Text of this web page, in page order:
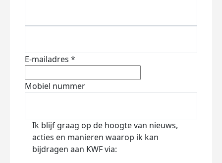
E-mailadres *
Mobiel nummer
Ik blijf graag op de hoogte van nieuws,
acties en manieren waarop ik kan
bijdragen aan KWF via: